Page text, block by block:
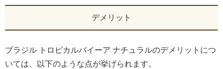
デメリット
ブラジル トロピカルバイーア ナチュラルのデメリットにつ
いては、以下のような点が挙げられます。